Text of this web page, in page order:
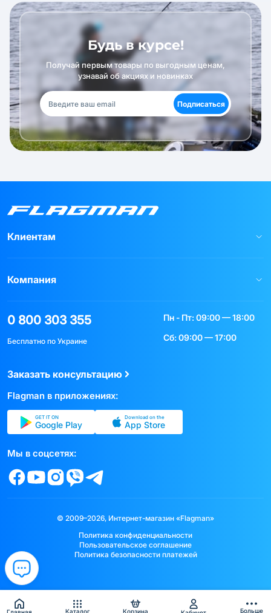
Каталог Корзина Больше
Будь в курсе!
Получай первым товары по выгодным ценам,
узнавай об акциях и новинках
Подписаться
Клиентам
Компания
0 800 303 355
Бесплатно по Украине
Пн - Пт: 09:00 — 18:00
Сб: 09:00 — 17:00
Заказать консультацию
Flagman в приложениях:
GET IT ON
Google Play
Download on the
App Store
Мы в соцсетях:
© 2009–2026, Интернет-магазин «Flagman»
Политика конфиденциальности
Пользовательское соглашение
Политика безопасности платежей